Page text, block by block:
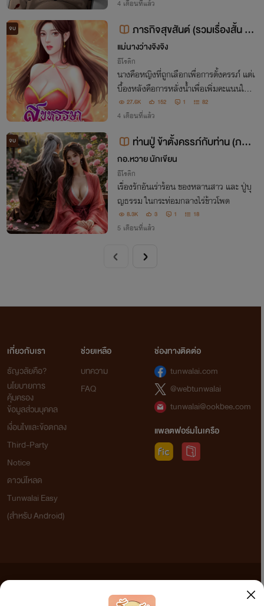
4 เดือนที่แล้ว
จบ
ภารกิจสุขสันต์ (รวมเรื่องสั้น N
C18+)
แม่นางว่างจิงจิง
อีโรติก
นางคือหญิงที่ถูกเลือกเพื่อการตั้งครรภ์ แต่เ
บื้องหลังคือการหลั่งน้ำเพื่อเพิ่มคะแนนในก
ารมีชีวิตรอด ภารกิจสุขสันต์นี้จะสำเร็จสมดั่
งเป้าหมายที่วางไว้หรือไม่ด้วยเจ้าเมืองซึ่งต้
องร่วมเสพสุขมีถึงสามคน
27.6K 152 1 82
4 เดือนที่แล้ว
จบ
ท่านปู่ ข้าตั้งครรภ์กับท่าน (ภาค
แรก)
กอ.หวาย นักเขียน
อีโรติก
เรื่องรักอันเร่าร้อน ของหลานสาว และ ปู่บุ
ญธรรม ในกระท่อมกลางไร่ข้าวโพด
8.3K 3 1 18
5 เดือนที่แล้ว
เกี่ยวกับเรา
ธัญวลัยคือ?
นโยบายการ
คุ้มครอง
ข้อมูลส่วนบุคคล
เงื่อนไขและข้อตกลง
Third-Party
Notice
ดาวน์โหลด
Tunwalai Easy
(สำหรับ Android)
ช่วยเหลือ
บทความ
FAQ
ช่องทางติดต่อ
tunwalai.com
@webtunwalai
tunwalai@ookbee.com
แพลตฟอร์มในเครือ
เว็บไซต์แห่งนี้ไม่ได้เห็นด้วยและไม่ขอรับผิดชอบต่อข้อความใดๆ ทั้งสิ้น ดังนั้นผู้อ่านทุกท่านโปรดใช้